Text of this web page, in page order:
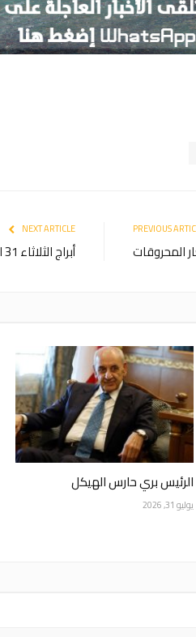
المحروقات
NEXT ARTICLE
أبراج الثلاثاء 31 اذار (مارس)
الرئيس بري حارس الهيكل
يوليو 31, 2026